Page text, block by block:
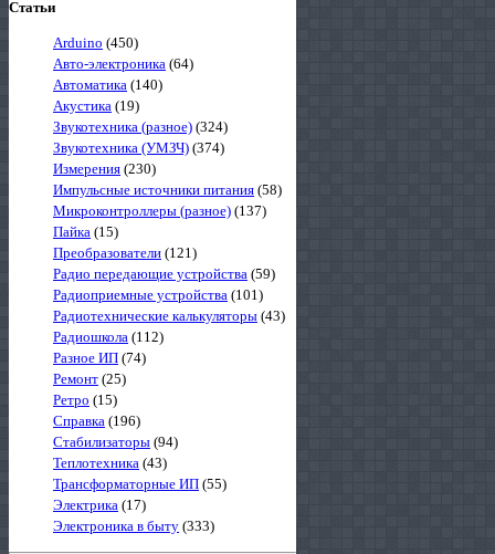
Статьи
Arduino (450)
Авто-электроника (64)
Автоматика (140)
Акустика (19)
Звукотехника (разное) (324)
Звукотехника (УМЗЧ) (374)
Измерения (230)
Импульсные источники питания (58)
Микроконтроллеры (разное) (137)
Пайка (15)
Преобразователи (121)
Радио передающие устройства (59)
Радиоприемные устройства (101)
Радиотехнические калькуляторы (43)
Радиошкола (112)
Разное ИП (74)
Ремонт (25)
Ретро (15)
Справка (196)
Стабилизаторы (94)
Теплотехника (43)
Трансформаторные ИП (55)
Электрика (17)
Электроника в быту (333)